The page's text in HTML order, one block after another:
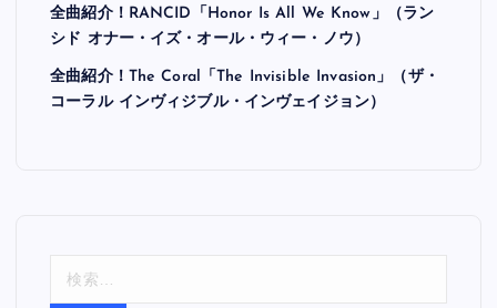
全曲紹介！RANCID「Honor Is All We Know」（ラン
シド オナー・イズ・オール・ウィー・ノウ）
全曲紹介！The Coral「The Invisible Invasion」（ザ・
コーラル インヴィジブル・インヴェイジョン）